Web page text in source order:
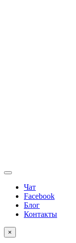
Чат
Facebook
Блог
Контакты
×